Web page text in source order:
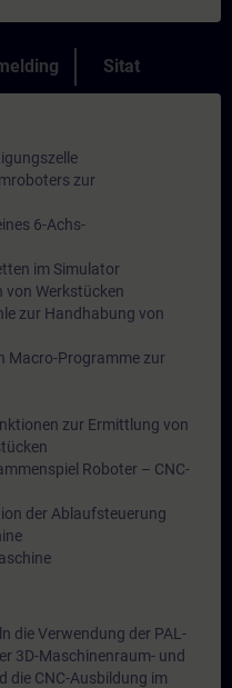
Sitat
zur
6-Achs-
im Simulator
von Werkstücken
zur Handhabung von
Macro-Programme zur
zur Ermittlung von
Roboter – CNC-
der Ablaufsteuerung
die Verwendung der PAL-
3D-Maschinenraum- und
die CNC-Ausbildung im